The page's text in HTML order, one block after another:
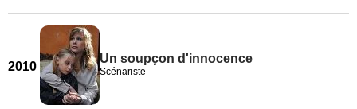
2010
Un soupçon d'innocence
Scénariste